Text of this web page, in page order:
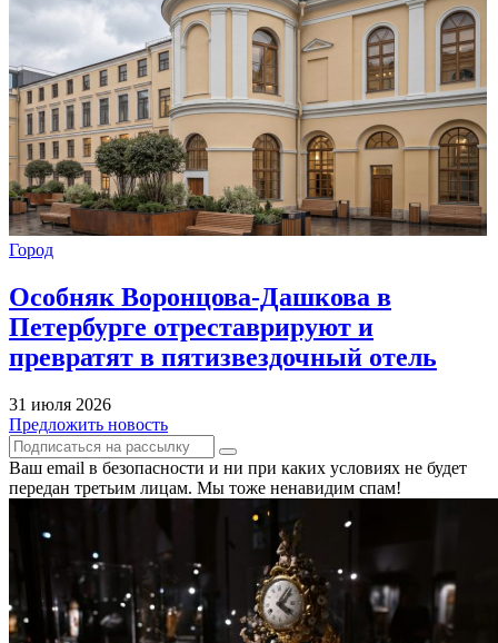
Город
Особняк Воронцова-Дашкова в
Петербурге отреставрируют и
превратят в пятизвездочный отель
31 июля 2026
Предложить новость
Ваш email в безопасности и ни при каких условиях не будет
передан третьим лицам. Мы тоже ненавидим спам!